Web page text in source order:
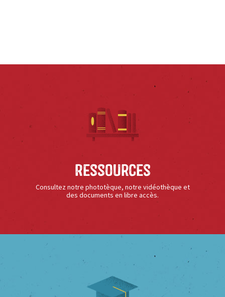
Ressources
Consultez notre phototèque, notre vidéothèque et
des documents en libre accès.